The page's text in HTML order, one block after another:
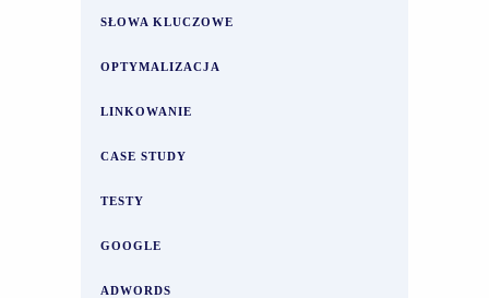
SŁOWA KLUCZOWE
OPTYMALIZACJA
LINKOWANIE
CASE STUDY
TESTY
GOOGLE
ADWORDS